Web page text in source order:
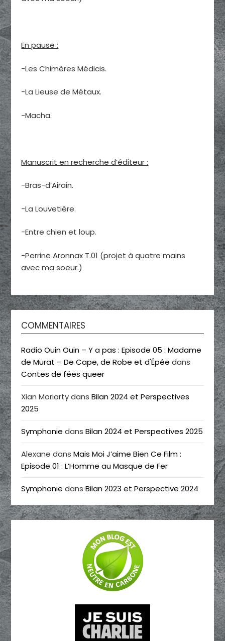
En pause :
-Les Chimères Médicis.
-La Lieuse de Métaux.
-Macha.
Manuscrit en recherche d’éditeur :
-Bras-d’Airain.
-La Louvetière.
-Entre chien et loup.
-Perrine Aronnax T.01 (projet à quatre mains
avec ma soeur.)
COMMENTAIRES
Radio Ouin Ouin – Y a pas : Episode 05 : Madame
de Murat – De Cape, de Robe et d'Épée dans
Contes de fées queer
Xian MoriartydansBilan 2024 et Perspectives
2025
Symphonie dansBilan 2024 et Perspectives 2025
Alexane dansMais Moi J’aime Bien Ce Film :
Episode 01 : L’Homme au Masque de Fer
Symphonie dansBilan 2023 et Perspective 2024